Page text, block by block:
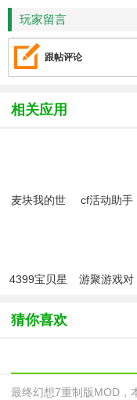
玩家留言
跟帖评论
相关应用
麦块我的世
cf活动助手
4399宝贝星
方版
游聚游戏对
猜你喜欢
最终幻想7重制版MOD，